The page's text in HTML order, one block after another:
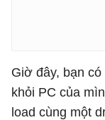
Giờ đây, bạn
khỏi PC của
load cùng một